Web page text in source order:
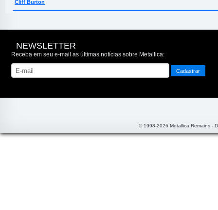
Cliff Burton
NEWSLETTER
Receba em seu e-mail as últimas notícias sobre Metallica:
© 1998-2026 Metallica Remains -